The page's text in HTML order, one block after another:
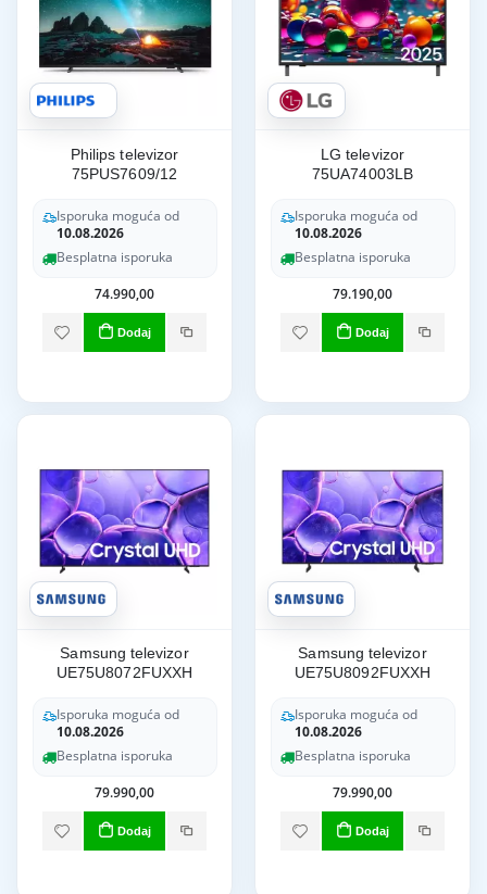
Philips televizor
75PUS7609/12
Isporuka moguća od
10.08.2026
Besplatna isporuka
74.990,00
Dodaj
LG televizor
75UA74003LB
Isporuka moguća od
10.08.2026
Besplatna isporuka
79.190,00
Dodaj
Samsung televizor
UE75U8072FUXXH
Isporuka moguća od
10.08.2026
Besplatna isporuka
79.990,00
Dodaj
Samsung televizor
UE75U8092FUXXH
Isporuka moguća od
10.08.2026
Besplatna isporuka
79.990,00
Dodaj